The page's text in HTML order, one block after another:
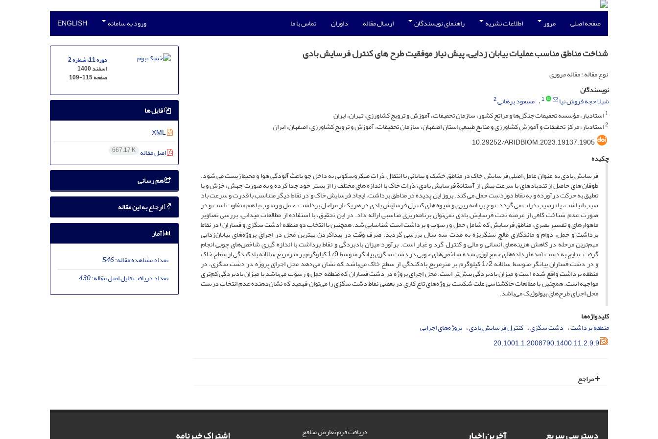
صفحه اصلی مرور اطلاعات نشریه راهنمای نویسندگان ارسال مقاله داوران تماس با ما ورود به سامانه ENGLISH
شناخت مناطق مناسب عملیات بیابان زدایی، پیش نیاز موفقیت طرح های کنترل فرسایش بادی
نوع مقاله : مقاله مروری
نویسندگان
شیلا حجه فروش نیا
1 مسعود برهانی2
1استادیار، مؤسسه تحقیقات جنگل‌ها و مراتع کشور، سازمان تحقیقات، آموزش و ترویج کشاورزی، تهران، ایران
2استادیار، مرکز تحقیقات و آموزش کشاورزی و منابع طبیعی استان اصفهان، سازمان تحقیقات، آموزش و ترویج کشاورزی، اصفهان، ایران
10.29252/ARIDBIOM.2023.19137.1905
چکیده
فرسایش بادی به عنوان عامل اصلی فرسایش خاک در مناطق خشک و بیابانی با انتقال ذرات میکروسکوپی به داخل جو باعث آلودگی هوا و محیط زیست می ­شود.
طوفان ­های حاصل از تندبادهای با سرعت بیش از آستانة فرسایش بادی، ذرات خاک با اندازه ­های مختلف را از بستر خود جدا کرده و به صورت جهش، خزش و یا
تعلیق به حرکت درآورده و به نقاط دوردست حمل می­ کند. بروز این پدیده در مناطق برداشت، ایجاد فرسایش خاک و در نقاط دیگر متناسب با قدرت و سرعت باد
سبب انباشت، یا ترسیب ذرات می­ گردد. نوع برنامه ­ریزی و شیوه ­های کنترل فرسایش بادی در هر یک از مراحل برداشت، حمل و رسوب با هم متفاوت است و در
صورت عدم­ شناخت کافی از عرصه تحت فرسایش بادی نمی‌توان برنامه‌ریزی مناسبی ارائه داد. در این تحقیق، با استفاده از مطالعات میدانی، بررسی تصاویر
ماهواره­ای و تفسیر بصری، مناطق فرسایش که شامل حمل و رسوب و برداشت است شناسایی شد. همچنین با انتخاب دو منطقه (دشت سگزی و فساران) در نقاط
برداشت و حمل، دوام و ماندگاری مالچ سنگریزه به مدت سه سال بررسی گردید. صرف وقت در پیداکردن بهترین محل در اجرای پروژه‌های بیابان‌زدایی
مهم‌ترین مرحله در کاهش هزینه‌های انسانی و مالی و کنترل گرد و غبار است. برآورد میزان بادبردگی و نقاط برداشت با اندازه ­گیری شاخص‌های چوبی انجام
گرفت. نتایج به دست آمده از داده‌های جمع‌آوری شده شاخص‌های چوبی در دشت سگزی بیانگر متوسط 1/9 کیلوگرم بر مترمربع سالانه بادکندگی از سطح خاک
و در دشت فساران بیانگر متوسط سالانه 1/2 کیلوگرم بر مترمربع بادکندگی از سطح خاک می‌باشد که نشان می‌دهد محل اجرای پروژه در دشت سگزی، در
منطقه برداشت واقع شده است و میزان بادبردگی بیش‌تر است. محل اجرای پروژه در دشت فساران که منطقه حمل و رسوب می‌باشد با میزان بادبردگی کم‌تری
مواجهه است. همچنین با مطالعات خاکشناسی علت شکست پروژه‌های تاغ کاری در بعضی نقاط دشت سگزی را می‌توان فهمید که نشان‌دهنده عدم ­انتخاب درست
محل اجرای طرح‌های بیولوژیک می‌باشد.
کلیدواژه‌ها
منطقه برداشت دشت سگزی کنترل فرسایش بادی پروژه‌های اجرایی
20.1001.1.2008790.1400.11.2.9.9
مراجع
دوره 11، شماره 2
اسفند 1400
صفحه109-115
فایل ها
XML
اصل مقاله 667.17 K
هم رسانی
ارجاع به این مقاله
آمار
تعداد مشاهده مقاله:546
تعداد دریافت فایل اصل مقاله:430
دریافت فرم تعارض منافع